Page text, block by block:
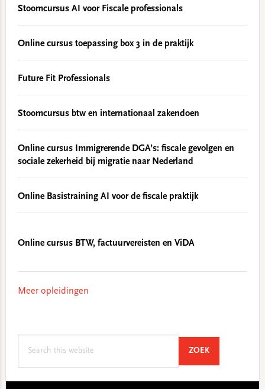
Stoomcursus AI voor Fiscale professionals
Online cursus toepassing box 3 in de praktijk
Future Fit Professionals
Stoomcursus btw en internationaal zakendoen
Online cursus Immigrerende DGA’s: fiscale gevolgen en
sociale zekerheid bij migratie naar Nederland
Online Basistraining AI voor de fiscale praktijk
Online cursus BTW, factuurvereisten en ViDA
Meer opleidingen
ZOEKSEARCH